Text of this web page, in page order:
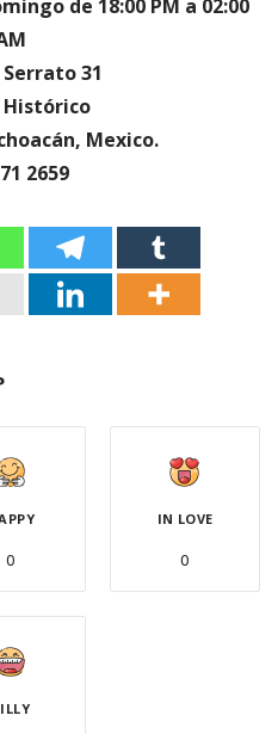
de 18:00 PM a 02:00
31
Mexico.
2659
0
IN LOVE
0